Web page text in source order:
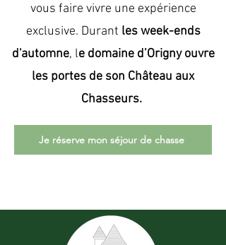
vous faire vivre une expérience
exclusive. Durant les week-ends
d'automne, le domaine d’Origny ouvre
les portes de son Château aux
Chasseurs.
Je réserve mon séjour de chasse